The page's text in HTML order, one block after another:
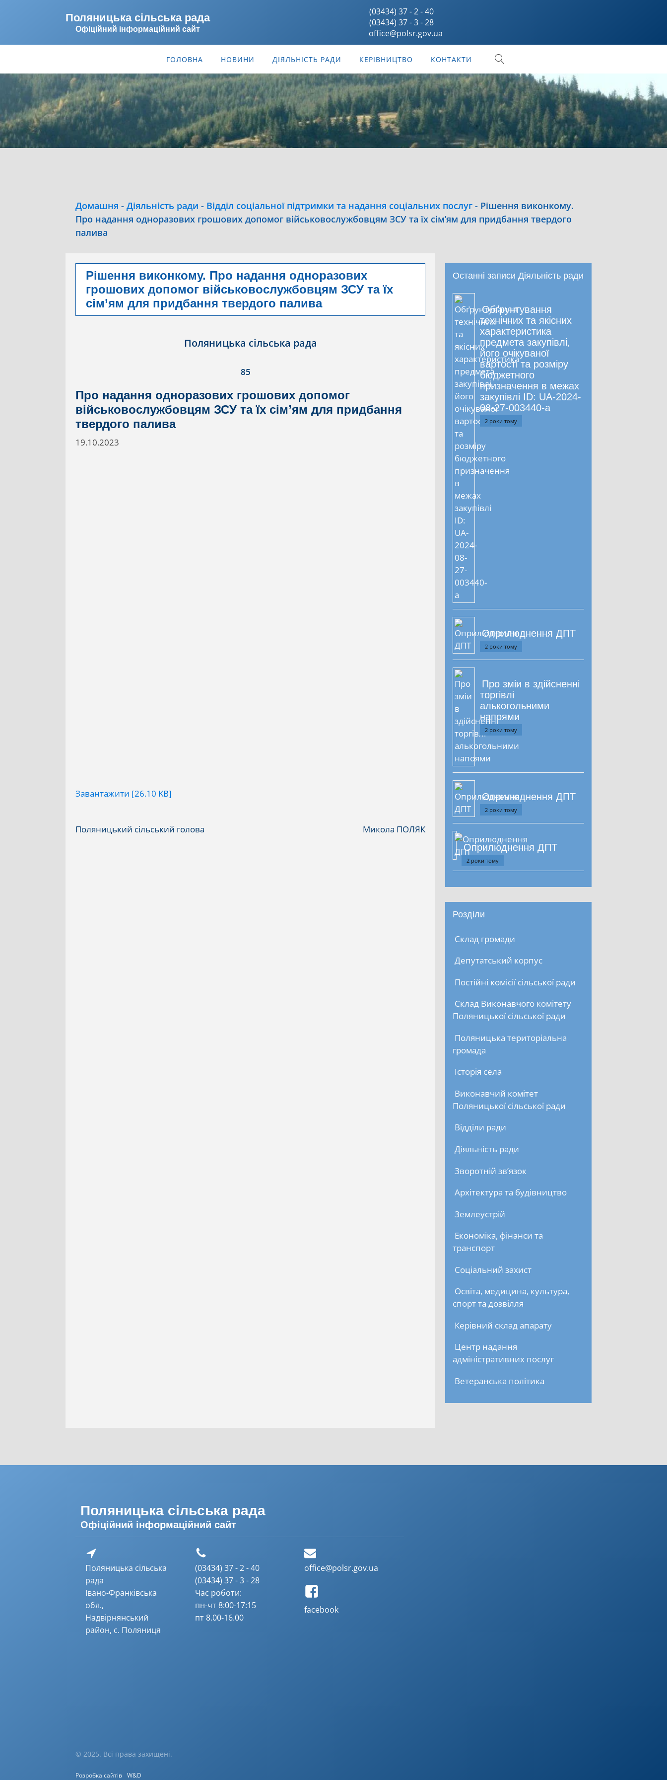
Поляницька сільська рада
Офіційний інформаційний сайт
(03434) 37 - 2 - 40
(03434) 37 - 3 - 28
office@polsr.gov.ua
ГОЛОВНА НОВИНИ ДІЯЛЬНІСТЬ РАДИ КЕРІВНИЦТВО КОНТАКТИ
Домашня - Діяльність ради - Відділ соціальної підтримки та надання соціальних послуг - Рішення виконкому.
Про надання одноразових грошових допомог військовослужбовцям ЗСУ та їх сім’ям для придбання твердого
палива
Рішення виконкому. Про надання одноразових
грошових допомог військовослужбовцям ЗСУ та їх
сім’ям для придбання твердого палива
Поляницька сільська рада
85
Про надання одноразових грошових допомог
військовослужбовцям ЗСУ та їх сім’ям для придбання
твердого палива
19.10.2023
Завантажити [26.10 KB]
Поляницький сільський голова Микола ПОЛЯК
Останні записи Діяльність ради
Обґрунтування
технічних та якісних
характеристика
предмета закупівлі,
його очікуваної
вартості та розміру
бюджетного
призначення в межах
закупівлі ID: UA-2024-
08-27-003440-a
2 роки тому
Оприлюднення ДПТ
2 роки тому
Про зміи в здійсненні
торгівлі
алькогольними
напоями
2 роки тому
Оприлюднення ДПТ
2 роки тому
Оприлюднення ДПТ
2 роки тому
Розділи
Склад громади
Депутатський корпус
Постійні комісії сільської ради
Склад Виконавчого комітету
Поляницької сільської ради
Поляницька територіальна
громада
Історія села
Виконавчий комітет
Поляницької сільської ради
Відділи ради
Діяльність ради
Зворотній зв’язок
Архітектура та будівництво
Землеустрій
Економіка, фінанси та
транспорт
Соціальний захист
Освіта, медицина, культура,
спорт та дозвілля
Керівний склад апарату
Центр надання
адміністративних послуг
Ветеранська політика
Поляницька сільська рада
Офіційний інформаційний сайт
Поляницька сільська
рада
Івано-Франківська
обл.,
Надвірнянський
район, с. Поляниця
(03434) 37 - 2 - 40
(03434) 37 - 3 - 28
Час роботи:
пн-чт 8:00-17:15
пт 8.00-16.00
office@polsr.gov.ua
facebook
© 2025. Всі права захищені.
Розробка сайтів W&D